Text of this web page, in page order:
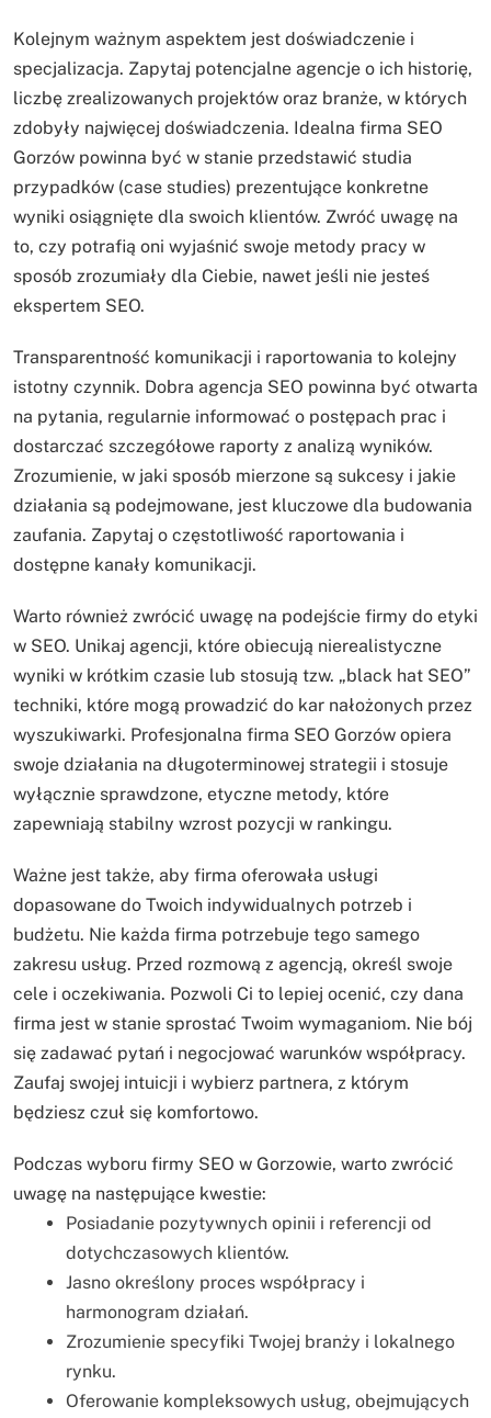
Kolejnym ważnym aspektem jest doświadczenie i
specjalizacja. Zapytaj potencjalne agencje o ich historię,
liczbę zrealizowanych projektów oraz branże, w których
zdobyły najwięcej doświadczenia. Idealna firma SEO
Gorzów powinna być w stanie przedstawić studia
przypadków (case studies) prezentujące konkretne
wyniki osiągnięte dla swoich klientów. Zwróć uwagę na
to, czy potrafią oni wyjaśnić swoje metody pracy w
sposób zrozumiały dla Ciebie, nawet jeśli nie jesteś
ekspertem SEO.
Transparentność komunikacji i raportowania to kolejny
istotny czynnik. Dobra agencja SEO powinna być otwarta
na pytania, regularnie informować o postępach prac i
dostarczać szczegółowe raporty z analizą wyników.
Zrozumienie, w jaki sposób mierzone są sukcesy i jakie
działania są podejmowane, jest kluczowe dla budowania
zaufania. Zapytaj o częstotliwość raportowania i
dostępne kanały komunikacji.
Warto również zwrócić uwagę na podejście firmy do etyki
w SEO. Unikaj agencji, które obiecują nierealistyczne
wyniki w krótkim czasie lub stosują tzw. „black hat SEO”
techniki, które mogą prowadzić do kar nałożonych przez
wyszukiwarki. Profesjonalna firma SEO Gorzów opiera
swoje działania na długoterminowej strategii i stosuje
wyłącznie sprawdzone, etyczne metody, które
zapewniają stabilny wzrost pozycji w rankingu.
Ważne jest także, aby firma oferowała usługi
dopasowane do Twoich indywidualnych potrzeb i
budżetu. Nie każda firma potrzebuje tego samego
zakresu usług. Przed rozmową z agencją, określ swoje
cele i oczekiwania. Pozwoli Ci to lepiej ocenić, czy dana
firma jest w stanie sprostać Twoim wymaganiom. Nie bój
się zadawać pytań i negocjować warunków współpracy.
Zaufaj swojej intuicji i wybierz partnera, z którym
będziesz czuł się komfortowo.
Podczas wyboru firmy SEO w Gorzowie, warto zwrócić
uwagę na następujące kwestie:
Posiadanie pozytywnych opinii i referencji od
dotychczasowych klientów.
Jasno określony proces współpracy i
harmonogram działań.
Zrozumienie specyfiki Twojej branży i lokalnego
rynku.
Oferowanie kompleksowych usług, obejmujących